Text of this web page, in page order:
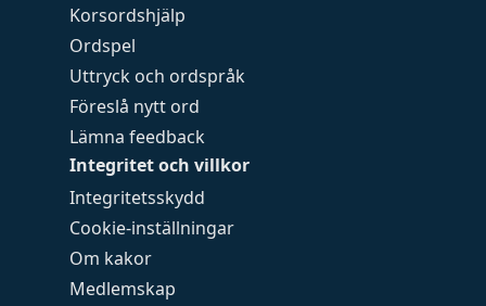
Korsordshjälp
Ordspel
Uttryck och ordspråk
Föreslå nytt ord
Lämna feedback
Integritet och villkor
Integritetsskydd
Cookie-inställningar
Om kakor
Medlemskap